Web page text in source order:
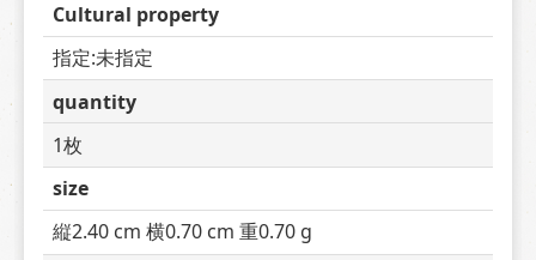
Cultural property
指定:未指定
quantity
1枚
size
縦2.40 cm 横0.70 cm 重0.70 g